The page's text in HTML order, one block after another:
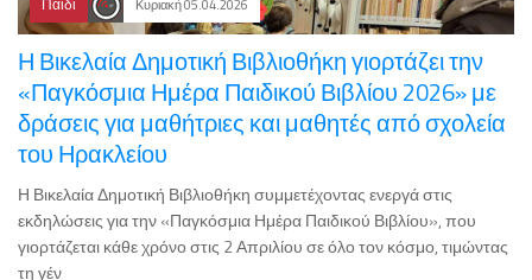
Κυριακή 05.04.2026
Η Βικελαία Δημοτική Βιβλιοθήκη γιορτάζει την
«Παγκόσμια Ημέρα Παιδικού Βιβλίου 2026» με
δράσεις για μαθήτριες και μαθητές από σχολεία
του Ηρακλείου
Η Βικελαία Δημοτική Βιβλιοθήκη συμμετέχοντας ενεργά στις
εκδηλώσεις για την «Παγκόσμια Ημέρα Παιδικού Βιβλίου», που
γιορτάζεται κάθε χρόνο στις 2 Απριλίου σε όλο τον κόσμο, τιμώντας
τη γέν